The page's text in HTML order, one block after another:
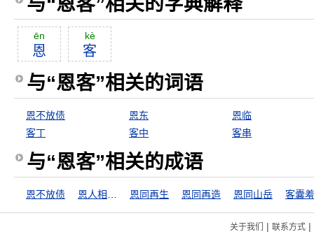
ēn
恩
kè
客
与“恩客”相关的词语
恩不放债 恩东
恩临
客丁
客中 客串
与“恩客”相关的成语
恩不放债 恩同再生 恩同再造 恩同山岳 客囊
关于我们 | 联系方式|